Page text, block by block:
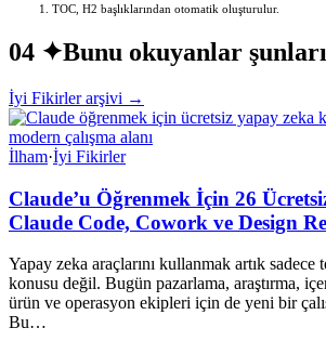
TOC, H2 başlıklarından otomatik oluşturulur.
04 ✦Bunu okuyanlar
İyi Fikirler arşivi →
İlham·İyi Fikirler
Claude’u Öğrenmek İçin 26
Claude Code, Cowork ve Design
Yapay zeka araçlarını kullanmak artık
konusu değil. Bugün pazarlama, araştırma,
ürün ve operasyon ekipleri için de yeni bir
Bu…